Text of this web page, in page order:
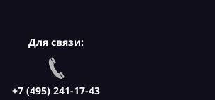
Для связи:
+7 (495) 241-17-43